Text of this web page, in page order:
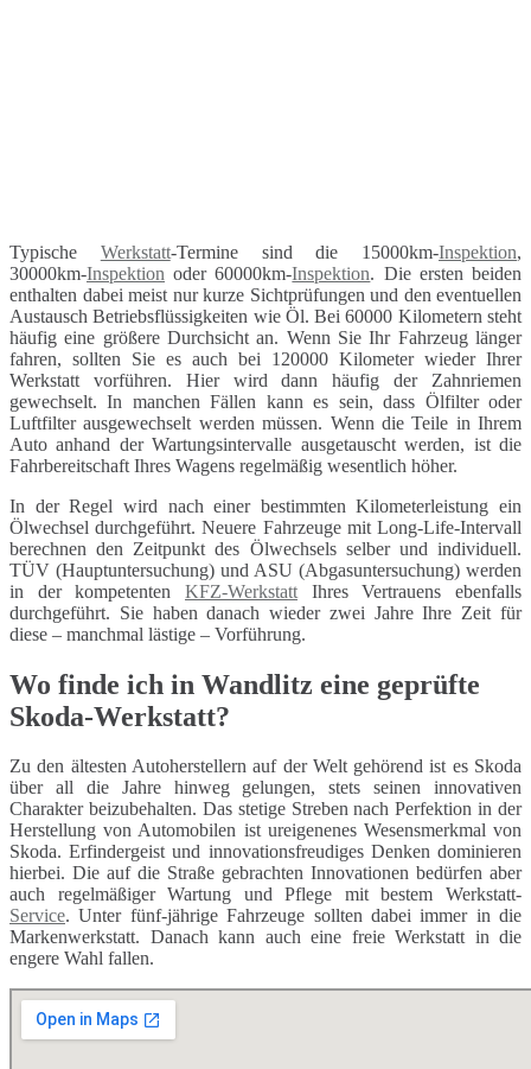
Typische Werkstatt-Termine sind die 15000km-Inspektion,
30000km-Inspektion oder 60000km-Inspektion. Die ersten beiden
enthalten dabei meist nur kurze Sichtprüfungen und den eventuellen
Austausch Betriebsflüssigkeiten wie Öl. Bei 60000 Kilometern steht
häufig eine größere Durchsicht an. Wenn Sie Ihr Fahrzeug länger
fahren, sollten Sie es auch bei 120000 Kilometer wieder Ihrer
Werkstatt vorführen. Hier wird dann häufig der Zahnriemen
gewechselt. In manchen Fällen kann es sein, dass Ölfilter oder
Luftfilter ausgewechselt werden müssen. Wenn die Teile in Ihrem
Auto anhand der Wartungsintervalle ausgetauscht werden, ist die
Fahrbereitschaft Ihres Wagens regelmäßig wesentlich höher.
In der Regel wird nach einer bestimmten Kilometerleistung ein
Ölwechsel durchgeführt. Neuere Fahrzeuge mit Long-Life-Intervall
berechnen den Zeitpunkt des Ölwechsels selber und individuell.
TÜV (Hauptuntersuchung) und ASU (Abgasuntersuchung) werden
in der kompetenten KFZ-Werkstatt Ihres Vertrauens ebenfalls
durchgeführt. Sie haben danach wieder zwei Jahre Ihre Zeit für
diese – manchmal lästige – Vorführung.
Wo finde ich in Wandlitz eine geprüfte
Skoda-Werkstatt?
Zu den ältesten Autoherstellern auf der Welt gehörend ist es Skoda
über all die Jahre hinweg gelungen, stets seinen innovativen
Charakter beizubehalten. Das stetige Streben nach Perfektion in der
Herstellung von Automobilen ist ureigenenes Wesensmerkmal von
Skoda. Erfindergeist und innovationsfreudiges Denken dominieren
hierbei. Die auf die Straße gebrachten Innovationen bedürfen aber
auch regelmäßiger Wartung und Pflege mit bestem Werkstatt-
Service. Unter fünf-jährige Fahrzeuge sollten dabei immer in die
Markenwerkstatt. Danach kann auch eine freie Werkstatt in die
engere Wahl fallen.